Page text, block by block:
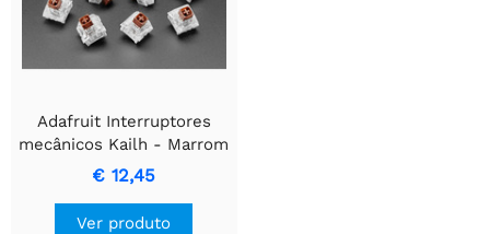
Adafruit Interruptores
mecânicos Kailh - Marrom
tátil - Pacote com 10
unidades
€ 12,45
Ver produto